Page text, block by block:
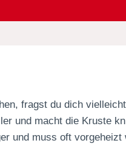
fragst du dich
und macht die Kruste
und muss oft vorgeheizt